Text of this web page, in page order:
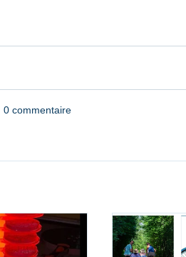
0 commentaire